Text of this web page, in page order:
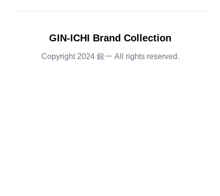
GIN-ICHI Brand Collection
Copyright 2024 銀一 All rights reserved.